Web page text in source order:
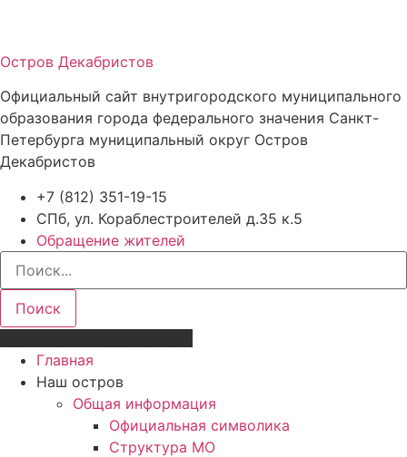
Остров Декабристов
Официальный сайт внутригородского муниципального
образования города федерального значения Санкт-
Петербурга муниципальный округ Остров
Декабристов
+7 (812) 351-19-15
СПб, ул. Кораблестроителей д.35 к.5
Обращение жителей
Поиск
Главная
Наш остров
Общая информация
Официальная символика
Структура МО